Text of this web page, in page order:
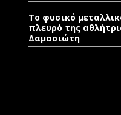
Το φυσικό
πλευρό της
Δαμασιώτη